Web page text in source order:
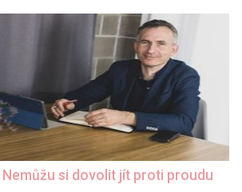
Nemůžu si dovolit jít proti proudu